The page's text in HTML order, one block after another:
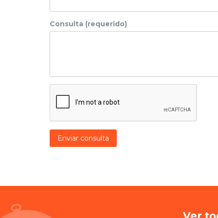
Consulta (requerido)
Enviar consulta